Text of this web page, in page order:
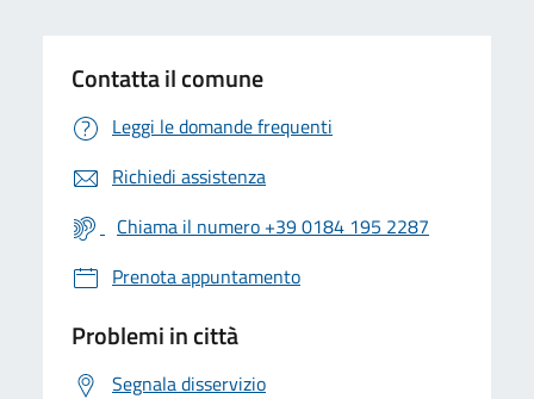
Contatta il comune
Leggi le domande frequenti
Richiedi assistenza
Chiama il numero +39 0184 195 2287
Prenota appuntamento
Problemi in città
Segnala disservizio